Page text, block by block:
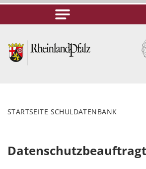
STARTSEITE SCHULDATENBANK